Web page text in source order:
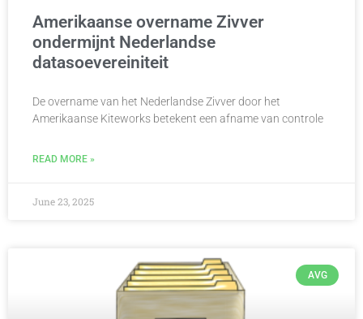
Amerikaanse overname Zivver
ondermijnt Nederlandse
datasoevereiniteit
De overname van het Nederlandse Zivver door het
Amerikaanse Kiteworks betekent een afname van controle
READ MORE »
June 23, 2025
AVG